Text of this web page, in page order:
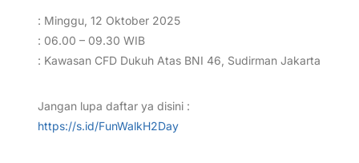
: Minggu, 12 Oktober 2025
: 06.00 – 09.30 WIB
: Kawasan CFD Dukuh Atas BNI 46, Sudirman Jakarta
Jangan lupa daftar ya disini :
https://s.id/FunWalkH2Day